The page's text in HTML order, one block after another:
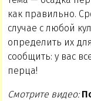
как правильно.
случае с любой
определить их
сообщить: у вас
перца!
Смотрите видео: